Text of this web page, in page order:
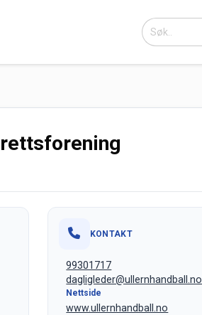
KONTAKT
99301717
dagligleder@ullernhandball.no
Nettside
www.ullernhandball.no